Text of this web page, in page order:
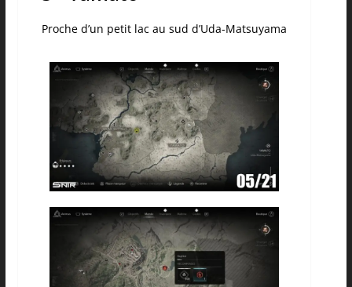
Proche d’un petit lac au sud d’Uda-Matsuyama